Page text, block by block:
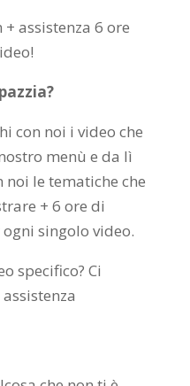
assistenza 6 ore
con noi i video che
menù e da lì
le tematiche che
+ 6 ore di
singolo video.
specifico? Ci